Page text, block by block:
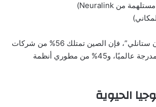
ووفقًا لتقرير “مورغان ستانلي”، فإن الصين تمتلك 56% من شركات
الروبوتات البشرية المدرجة عالميًا، و45% من مطوري أنظمة
الحيوية